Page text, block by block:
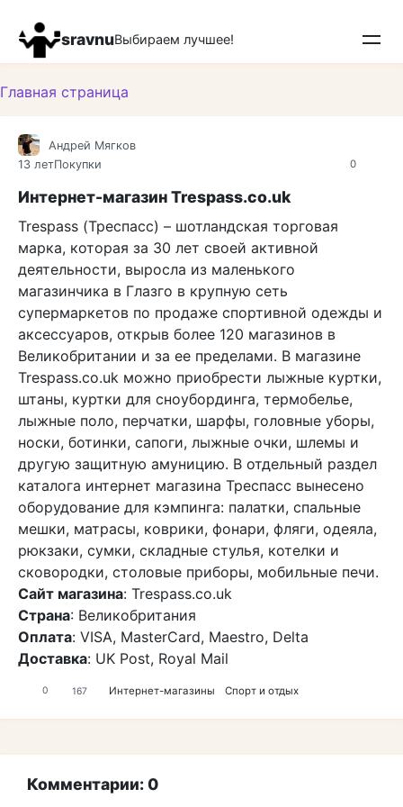
контенту
sravnuВыбираем лучшее!
Главная страница
0
Андрей Мягков
13 летПокупки
Интернет-магазин Trespass.co.uk
Trespass (Треспасс) – шотландская торговая
марка, которая за 30 лет своей активной
деятельности, выросла из маленького
магазинчика в Глазго в крупную сеть
супермаркетов по продаже спортивной одежды и
аксессуаров, открыв более 120 магазинов в
Великобритании и за ее пределами. В магазине
Trespass.co.uk можно приобрести лыжные куртки,
штаны, куртки для сноубординга, термобелье,
лыжные поло, перчатки, шарфы, головные уборы,
носки, ботинки, сапоги, лыжные очки, шлемы и
другую защитную амуницию. В отдельный раздел
каталога интернет магазина Треспасс вынесено
оборудование для кэмпинга: палатки, спальные
мешки, матрасы, коврики, фонари, фляги, одеяла,
рюкзаки, сумки, складные стулья, котелки и
сковородки, столовые приборы, мобильные печи.
Сайт магазина: Trespass.co.uk
Страна: Великобритания
Оплата: VISA, MasterCard, Maestro, Delta
Доставка: UK Post, Royal Mail
0 167 Интернет-магазины Спорт и отдых
Комментарии: 0